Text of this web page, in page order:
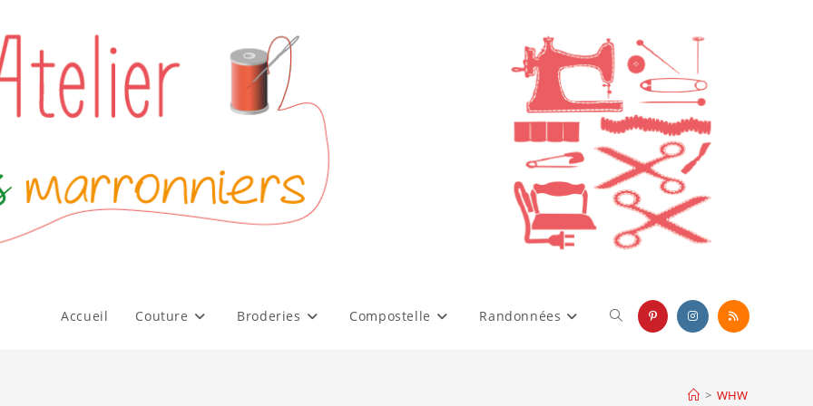
Accueil Couture Broderies Compostelle Randonnées Toggle
> WHW